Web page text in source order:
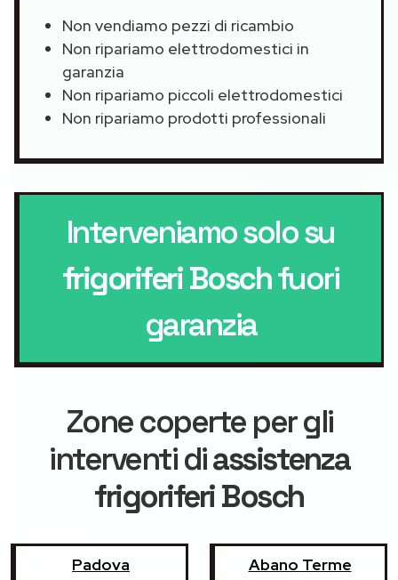
Non vendiamo pezzi di ricambio
Non ripariamo elettrodomestici in
garanzia
Non ripariamo piccoli elettrodomestici
Non ripariamo prodotti professionali
Interveniamo solo su
frigoriferi Boschfuori
garanzia
Zone coperte per gli
interventi diassistenza
frigoriferi Bosch
Padova Abano Terme